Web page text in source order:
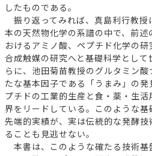
したものである。
振り返ってみれば、真島利行教授
本の天然物化学の系譜の中で、前
おけるアミノ酸、ペプチド化学の
合成触媒の研究へと基礎科学とし
らに、池田菊苗教授のグルタミン
たな基本因子である「うまみ」の
プチドの工業的生産と食・薬・生
界をリードしている。このような
先端的実績が、実は伝統的な発酵
ることも見逃せない。
本書は、このような確たる技術基